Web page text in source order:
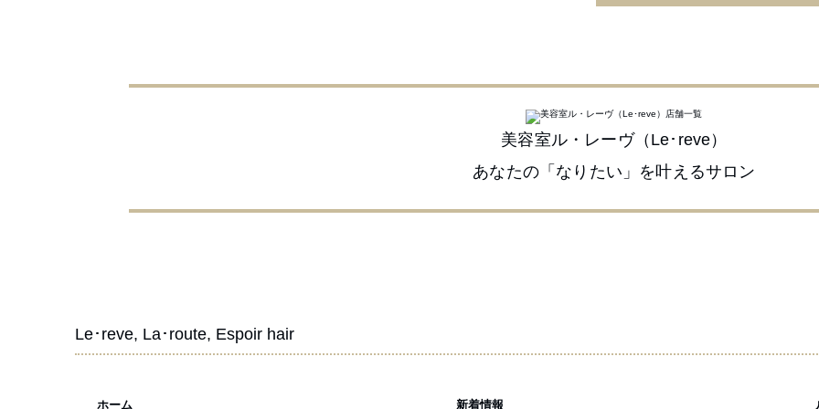
美容室ル・レーヴ（Le･reve）
あなたの「なりたい」を叶えるサロン
Le･reve, La･route, Espoir hair
ホーム 新着情報